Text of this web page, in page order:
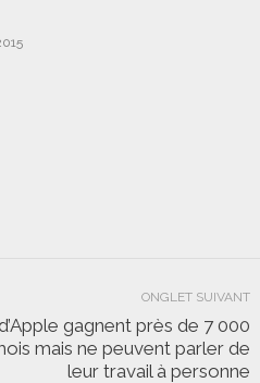
ONGLET SUIVANT
gagnent près de 7 000
mais ne peuvent parler de
leur travail à personne